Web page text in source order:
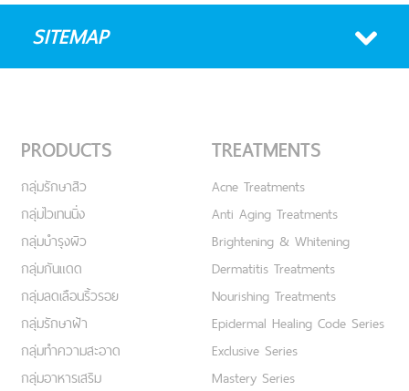
SITEMAP
PRODUCTS
กลุ่มรักษาสิว
กลุ่มไวเทนนิ่ง
กลุ่มบำรุงผิว
กลุ่มกันแดด
กลุ่มลดเลือนริ้วรอย
กลุ่มรักษาฝ้า
กลุ่มทำความสะอาด
กลุ่มอาหารเสริม
TREATMENTS
Acne Treatments
Anti Aging Treatments
Brightening & Whitening
Dermatitis Treatments
Nourishing Treatments
Epidermal Healing Code Series
Exclusive Series
Mastery Series